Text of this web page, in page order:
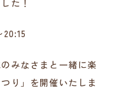
みなさまと一緒に楽
り」を開催いたしま